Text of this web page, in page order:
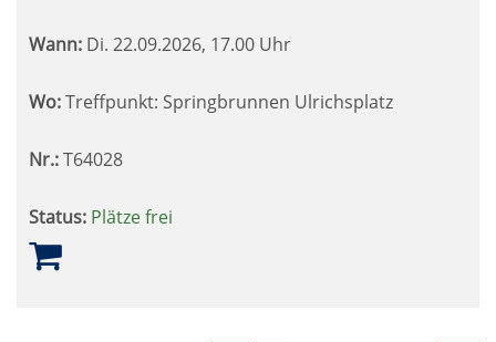
Wann: Di. 22.09.2026, 17.00 Uhr
Wo:Treffpunkt: Springbrunnen Ulrichsplatz
Nr.:T64028
Status: Plätze frei